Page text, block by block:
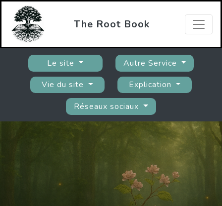
The Root Book
Le site
Autre Service
Vie du site
Explication
Réseaux sociaux